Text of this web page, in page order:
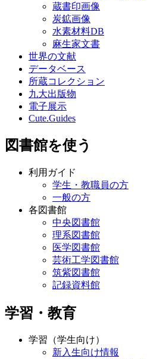
蔵書印画像
炭鉱画像
水素材料DB
麻生家文書
世界の文献
データベース
所蔵コレクション
九大出版物
電子展示
Cute.Guides
図書館を使う
利用ガイド
学生・教職員の方
一般の方
各図書館
中央図書館
理系図書館
医学図書館
芸術工学図書館
筑紫図書館
記録資料館
学習・教育
学習（学生向け）
新入生向け情報